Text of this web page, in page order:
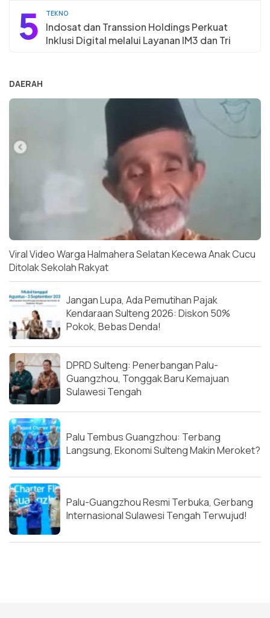
5 TEKNO
Indosat dan Transsion Holdings Perkuat
Inklusi Digital melalui Layanan IM3 dan Tri
DAERAH
Viral Video Warga Halmahera Selatan Kecewa Anak Cucu
Ditolak Sekolah Rakyat
Jangan Lupa, Ada Pemutihan Pajak
Kendaraan Sulteng 2026: Diskon 50%
Pokok, Bebas Denda!
DPRD Sulteng: Penerbangan Palu-
Guangzhou, Tonggak Baru Kemajuan
Sulawesi Tengah
Palu Tembus Guangzhou: Terbang
Langsung, Ekonomi Sulteng Makin Meroket?
Palu-Guangzhou Resmi Terbuka, Gerbang
Internasional Sulawesi Tengah Terwujud!